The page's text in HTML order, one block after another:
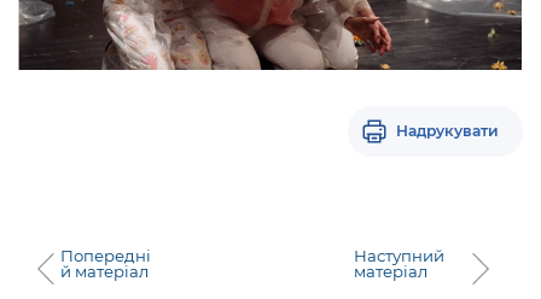
Надрукувати
Попередні
й матеріал
Наступний
матеріал